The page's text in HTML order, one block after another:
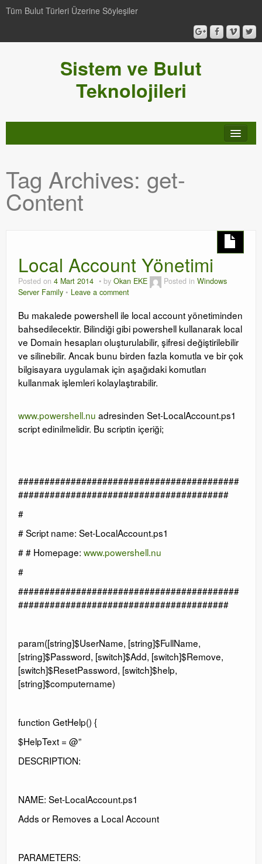
Tüm Bulut Türleri Üzerine Söyleşiler
Sistem ve Bulut
Teknolojileri
Genel
Video-Webcast-Seminer
SCOM
Orchestrator
PHP & MySQL
Exchange
Tag Archives: get-
Content
Local Account Yönetimi
Posted on 4 Mart 2014 by Okan EKE Posted in Windows
Server Family
Leave a comment
Bu makalede powershell ile local account yönetiminden
bahsedilecektir. Bilindiği gibi powershell kullanarak local
ve Domain hesapları oluşturulabilir, şifresi değiştirilebilir
ve silinebilir. Ancak bunu birden fazla komutla ve bir çok
bilgisayara uygulamak için aşağıdaki komutları
kullanmak işlemleri kolaylaştırabilir.
www.powershell.nu adresinden Set-LocalAccount.ps1
script edinilmelidir. Bu scriptin içeriği;
##########################################
########################################
#
# Script name: Set-LocalAccount.ps1
# # Homepage: www.powershell.nu
#
##########################################
########################################
param([string]$UserName, [string]$FullName,
[string]$Password, [switch]$Add, [switch]$Remove,
[switch]$ResetPassword, [switch]$help,
[string]$computername)
function GetHelp() {
$HelpText = @”
DESCRIPTION:
NAME: Set-LocalAccount.ps1
Adds or Removes a Local Account
PARAMETERS: